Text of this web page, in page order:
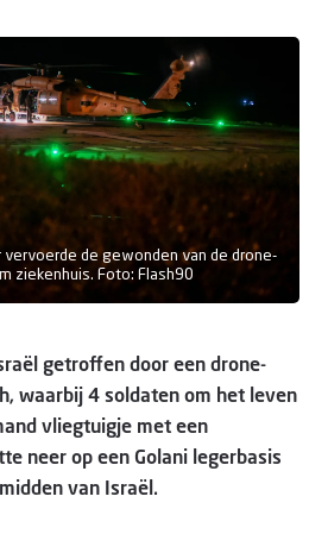
de gewonden van de drone-
ziekenhuis. Foto: Flash90
getroffen door een drone-
waarbij 4 soldaten om het leven
vliegtuigje met een
neer op een Golani legerbasis
van Israël.